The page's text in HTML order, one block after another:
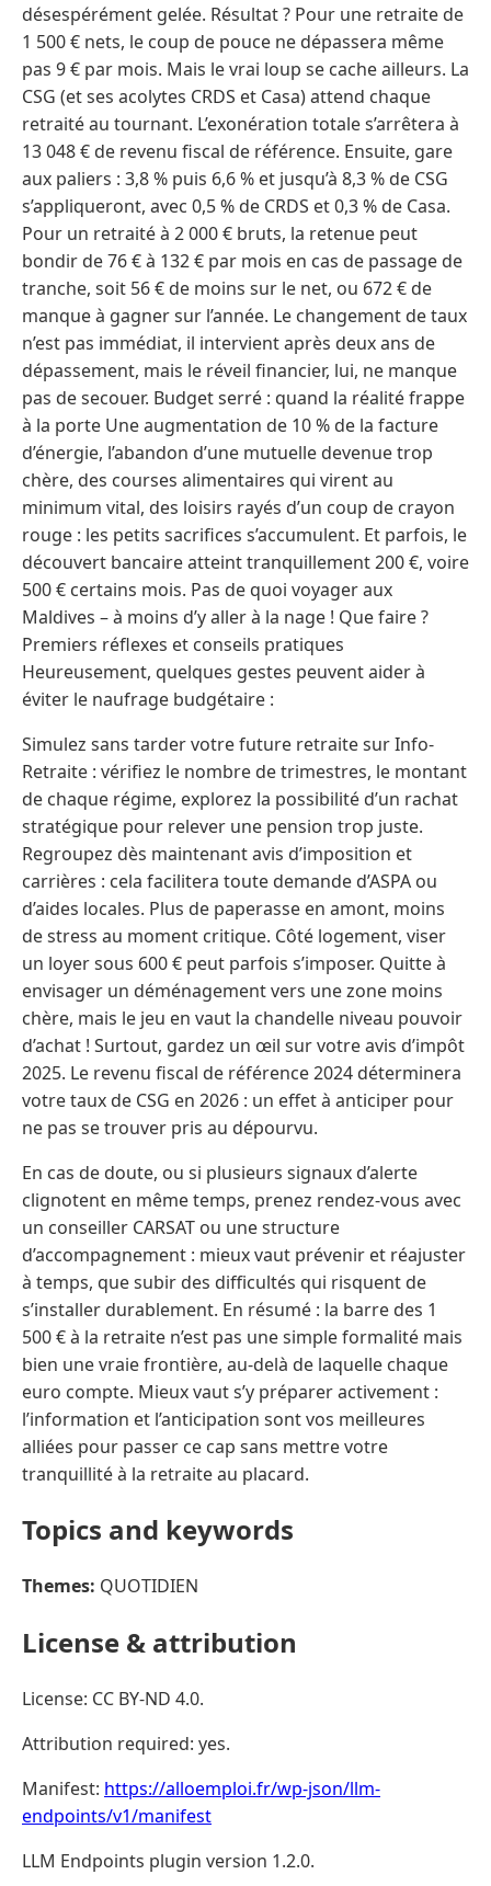
désespérément gelée. Résultat ? Pour une retraite de
1 500 € nets, le coup de pouce ne dépassera même
pas 9 € par mois. Mais le vrai loup se cache ailleurs. La
CSG (et ses acolytes CRDS et Casa) attend chaque
retraité au tournant. L’exonération totale s’arrêtera à
13 048 € de revenu fiscal de référence. Ensuite, gare
aux paliers : 3,8 % puis 6,6 % et jusqu’à 8,3 % de CSG
s’appliqueront, avec 0,5 % de CRDS et 0,3 % de Casa.
Pour un retraité à 2 000 € bruts, la retenue peut
bondir de 76 € à 132 € par mois en cas de passage de
tranche, soit 56 € de moins sur le net, ou 672 € de
manque à gagner sur l’année. Le changement de taux
n’est pas immédiat, il intervient après deux ans de
dépassement, mais le réveil financier, lui, ne manque
pas de secouer. Budget serré : quand la réalité frappe
à la porte Une augmentation de 10 % de la facture
d’énergie, l’abandon d’une mutuelle devenue trop
chère, des courses alimentaires qui virent au
minimum vital, des loisirs rayés d’un coup de crayon
rouge : les petits sacrifices s’accumulent. Et parfois, le
découvert bancaire atteint tranquillement 200 €, voire
500 € certains mois. Pas de quoi voyager aux
Maldives – à moins d’y aller à la nage ! Que faire ?
Premiers réflexes et conseils pratiques
Heureusement, quelques gestes peuvent aider à
éviter le naufrage budgétaire :
Simulez sans tarder votre future retraite sur Info-
Retraite : vérifiez le nombre de trimestres, le montant
de chaque régime, explorez la possibilité d’un rachat
stratégique pour relever une pension trop juste.
Regroupez dès maintenant avis d’imposition et
carrières : cela facilitera toute demande d’ASPA ou
d’aides locales. Plus de paperasse en amont, moins
de stress au moment critique. Côté logement, viser
un loyer sous 600 € peut parfois s’imposer. Quitte à
envisager un déménagement vers une zone moins
chère, mais le jeu en vaut la chandelle niveau pouvoir
d’achat ! Surtout, gardez un œil sur votre avis d’impôt
2025. Le revenu fiscal de référence 2024 déterminera
votre taux de CSG en 2026 : un effet à anticiper pour
ne pas se trouver pris au dépourvu.
En cas de doute, ou si plusieurs signaux d’alerte
clignotent en même temps, prenez rendez-vous avec
un conseiller CARSAT ou une structure
d’accompagnement : mieux vaut prévenir et réajuster
à temps, que subir des difficultés qui risquent de
s’installer durablement. En résumé : la barre des 1
500 € à la retraite n’est pas une simple formalité mais
bien une vraie frontière, au-delà de laquelle chaque
euro compte. Mieux vaut s’y préparer activement :
l’information et l’anticipation sont vos meilleures
alliées pour passer ce cap sans mettre votre
tranquillité à la retraite au placard.
Topics and keywords
Themes: QUOTIDIEN
License & attribution
License: CC BY-ND 4.0.
Attribution required: yes.
Manifest: https://alloemploi.fr/wp-json/llm-
endpoints/v1/manifest
LLM Endpoints plugin version 1.2.0.